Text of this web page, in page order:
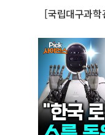
[국립대구과